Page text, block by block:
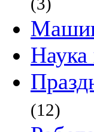
Наука
(12)